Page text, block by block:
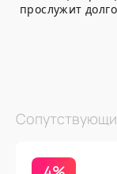
прослужит